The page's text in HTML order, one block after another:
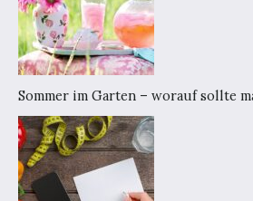
Sommer im Garten – worauf sollte